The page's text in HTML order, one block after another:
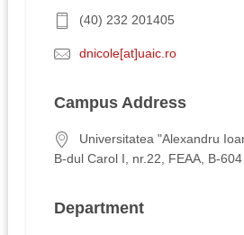
(40) 232 201405
dnicole[at]uaic.ro
Campus Address
Universitatea "Alexandru
B-dul Carol I, nr.22, FEAA, B-604
Department